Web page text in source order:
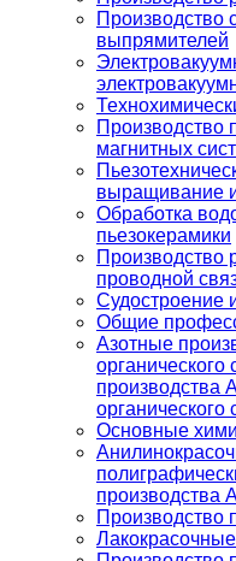
Производство
выпрямителей
Производство
магнитных
выращивание
Обработка
пьезокерамики
Производство
проводной
Судостроение
Общие
Азотные
производства
органического
Основные
производства
Производство